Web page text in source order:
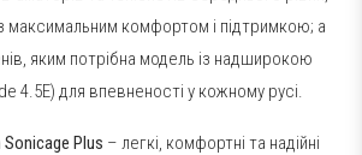
максимальним комфортом і підтримкою; а
яким потрібна модель із надширокою
4.5E) для впевненості у кожному русі.
Plus – легкі, комфортні та надійні